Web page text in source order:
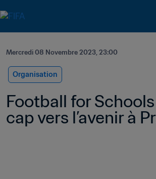
Mercredi 08 Novembre 2023, 23:00
Organisation
Football for
cap vers l’avenir à